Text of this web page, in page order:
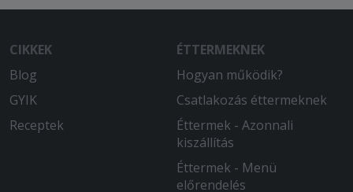
CIKKEK
Blog
GYIK
Receptek
ÉTTERMEKNEK
Hogyan működik?
Csatlakozás éttermeknek
Éttermek - Azonnali
kiszállítás
Éttermek - Menü
előrendelés